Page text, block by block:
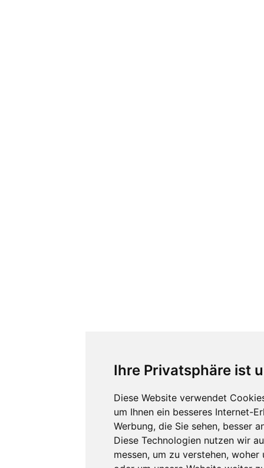
Ihre Privatsphäre ist
Diese Website verwendet
um Ihnen ein besseres Internet-
Werbung, die Sie sehen, besser
Diese Technologien nutzen wir
messen, um zu verstehen, woher